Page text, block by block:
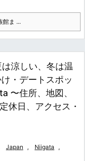
館ま ...
涼しい、冬は温
・デートスポッ
〜住所、地図、
休日、アクセス・
Japan , Niigata ,